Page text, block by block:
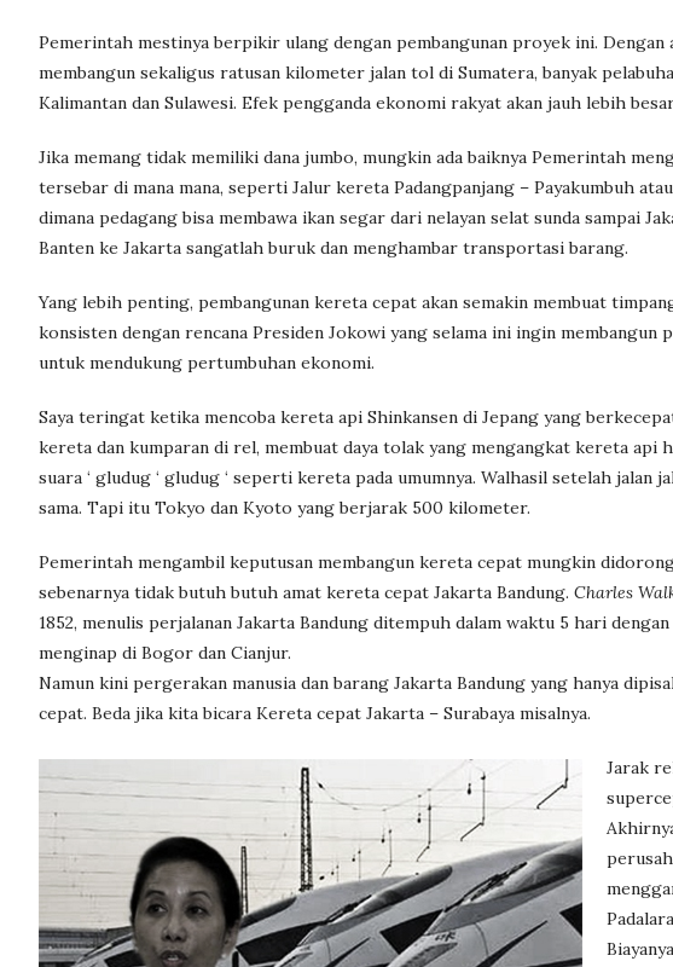
Pemerintah mestinya berpikir ulang dengan pembangunan proyek ini.
membangun sekaligus ratusan kilometer jalan tol di Sumatera, banyak
Kalimantan dan Sulawesi. Efek pengganda ekonomi rakyat akan jauh lebih
Jika memang tidak memiliki dana jumbo, mungkin ada baiknya Pemerintah
tersebar di mana mana, seperti Jalur kereta Padangpanjang – Payakumbuh
dimana pedagang bisa membawa ikan segar dari nelayan selat sunda sampai
Banten ke Jakarta sangatlah buruk dan menghambar transportasi barang.
Yang lebih penting, pembangunan kereta cepat akan semakin membuat
konsisten dengan rencana Presiden Jokowi yang selama ini ingin
untuk mendukung pertumbuhan ekonomi.
Saya teringat ketika mencoba kereta api Shinkansen di Jepang yang
kereta dan kumparan di rel, membuat daya tolak yang mengangkat kereta
suara ‘ gludug ‘ gludug ‘ seperti kereta pada umumnya. Walhasil setelah
sama. Tapi itu Tokyo dan Kyoto yang berjarak 500 kilometer.
Pemerintah mengambil keputusan membangun kereta cepat mungkin
sebenarnya tidak butuh butuh amat kereta cepat Jakarta Bandung. Charles
1852, menulis perjalanan Jakarta Bandung ditempuh dalam waktu 5 hari
menginap di Bogor dan Cianjur.
Namun kini pergerakan manusia dan barang Jakarta Bandung yang hanya
cepat. Beda jika kita bicara Kereta cepat Jakarta – Surabaya misalnya.
Jarak